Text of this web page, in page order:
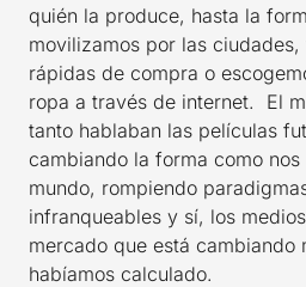
quién la produce, hasta la
movilizamos por las
rápidas de compra o
ropa a través de internet. El
tanto hablaban las películas
cambiando la forma como
mundo, rompiendo
infranqueables y sí, los
mercado que está cambiando
habíamos calculado.